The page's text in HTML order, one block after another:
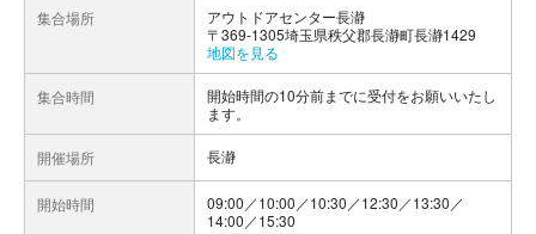
集合場所
アウトドアセンター長瀞
〒369-1305埼玉県秩父郡長瀞町長瀞1429
地図を見る
集合時間
開始時間の10分前までに受付をお願いいたし
ます。
開催場所 長瀞
開始時間
09:00／10:00／10:30／12:30／13:30／
14:00／15:30